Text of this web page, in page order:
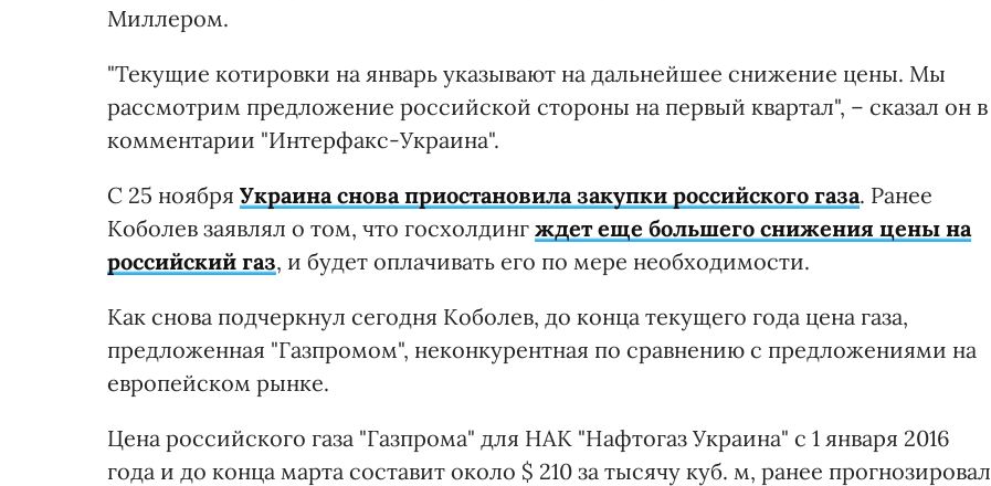
Миллером.
"Текущие котировки на январь указывают на дальнейшее снижение цены. Мы
рассмотрим предложение российской стороны на первый квартал", – сказал он в
комментарии "Интерфакс-Украина".
С 25 ноября Украина снова приостановила закупки российского газа. Ранее
Коболев заявлял о том, что госхолдинг ждет еще большего снижения цены на
российский газ, и будет оплачивать его по мере необходимости.
Как снова подчеркнул сегодня Коболев, до конца текущего года цена газа,
предложенная "Газпромом", неконкурентная по сравнению с предложениями на
европейском рынке.
Цена российского газа "Газпрома" для НАК "Нафтогаз Украина" с 1 января 2016
года и до конца марта составит около $ 210 за тысячу куб. м, ранее прогнозировал